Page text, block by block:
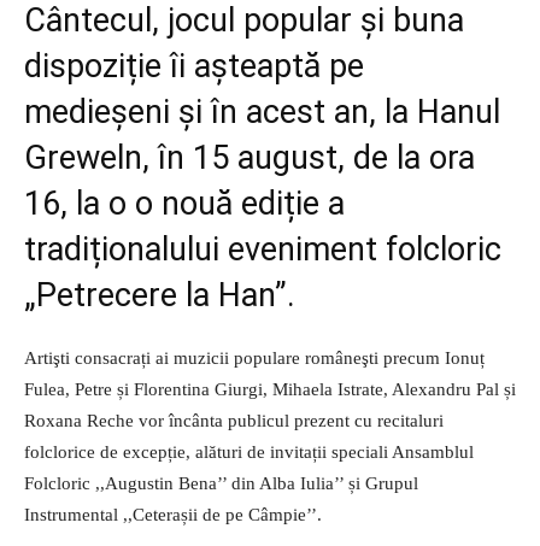
Cântecul, jocul popular și buna
dispoziție îi așteaptă pe
medieșeni și în acest an, la Hanul
Greweln, în 15 august, de la ora
16, la o o nouă ediție a
tradiționalului eveniment folcloric
„Petrecere la Han”.
Artişti consacrați ai muzicii populare româneşti precum Ionuț
Fulea, Petre și Florentina Giurgi, Mihaela Istrate, Alexandru Pal și
Roxana Reche vor încânta publicul prezent cu recitaluri
folclorice de excepție, alături de invitații speciali Ansamblul
Folcloric ,,Augustin Bena’’ din Alba Iulia’’ și Grupul
Instrumental ,,Ceterașii de pe Câmpie’’.